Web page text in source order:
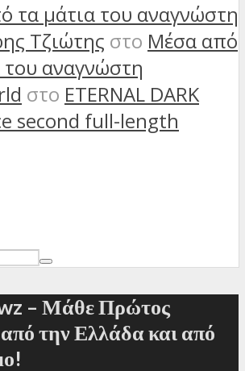
τα μάτια του αναγνώστη
Τζιώτης στο Μέσα από
του αναγνώστη
στο ETERNAL DARK
second full-length
– Μάθε Πρώτος
την Ελλάδα και από